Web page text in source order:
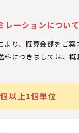
レーションについ
り、概算金額をご案
料につきましては、概
以上1個単位